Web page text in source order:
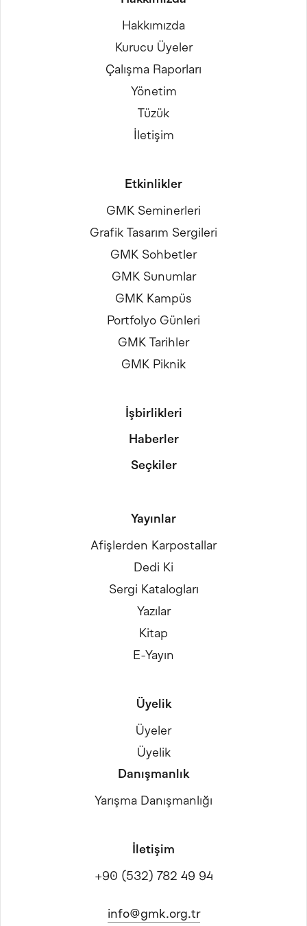
Hakkımızda
Kurucu Üyeler
Çalışma Raporları
Yönetim
Tüzük
İletişim
Etkinlikler
GMK Seminerleri
Grafik Tasarım Sergileri
GMK Sohbetler
GMK Sunumlar
GMK Kampüs
Portfolyo Günleri
GMK Tarihler
GMK Piknik
İşbirlikleri
Haberler
Seçkiler
Yayınlar
Afişlerden Karpostallar
Dedi Ki
Sergi Katalogları
Yazılar
Kitap
E-Yayın
Üyelik
Üyeler
Üyelik
Danışmanlık
Yarışma Danışmanlığı
İletişim
+90 (532) 782 49 94
info@gmk.org.tr